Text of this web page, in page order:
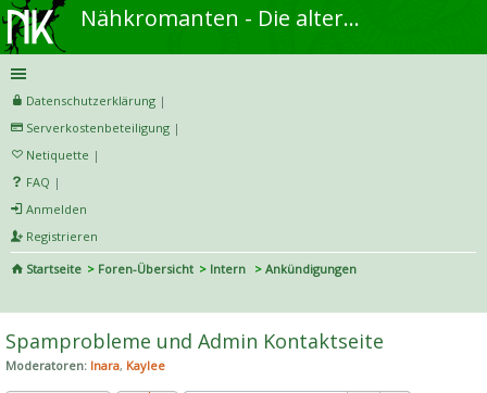
Nähkromanten - Die alternative Näh- und DIY-Community
Datenschutzerklärung |
Serverkostenbeteiligung |
Netiquette |
FAQ |
Anmelden
Registrieren
Startseite
Foren-Übersicht Intern
Ankündigungen
he
Spamprobleme und Admin Kontaktseite
Moderatoren: Inara, Kaylee